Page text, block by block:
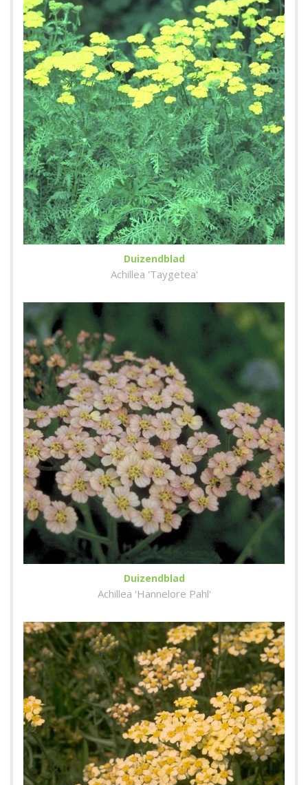
Duizendblad
Achillea 'Taygetea'
Duizendblad
Achillea 'Hannelore Pahl'